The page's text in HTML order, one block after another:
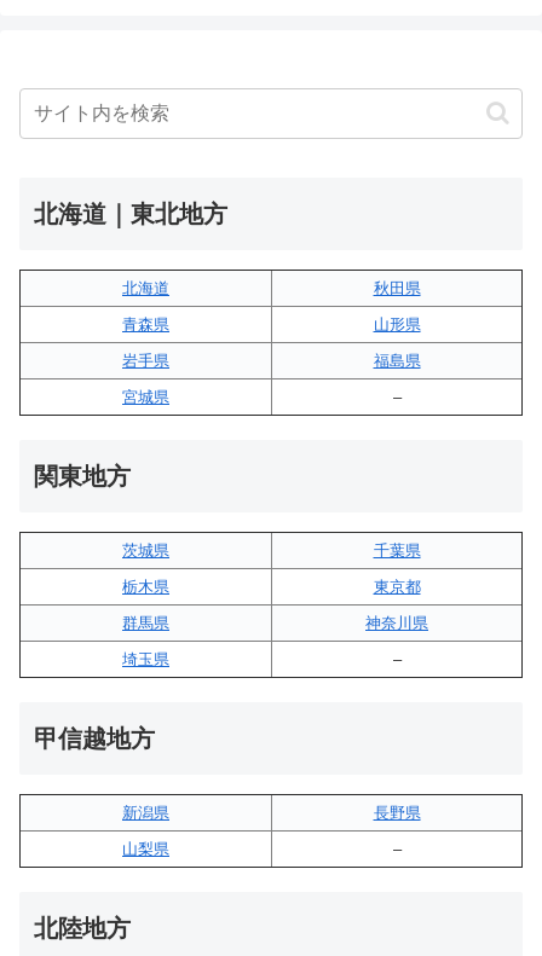
北海道｜東北地方
北海道
秋田県
青森県
山形県
岩手県
福島県
宮城県
–
関東地方
茨城県
千葉県
栃木県
東京都
群馬県
神奈川県
埼玉県
–
甲信越地方
新潟県
長野県
山梨県
–
北陸地方